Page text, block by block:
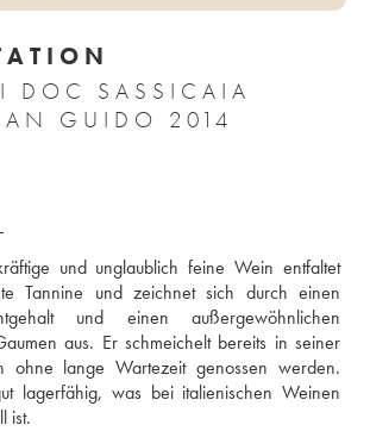
DOC SASSICAIA
TENUTA SAN GUIDO 2014
und unglaublich feine Wein entfaltet
Tannine und zeichnet sich durch einen
und einen außergewöhnlichen
aus. Er schmeichelt bereits in seiner
ohne lange Wartezeit genossen werden.
lagerfähig, was bei italienischen Weinen
ist.